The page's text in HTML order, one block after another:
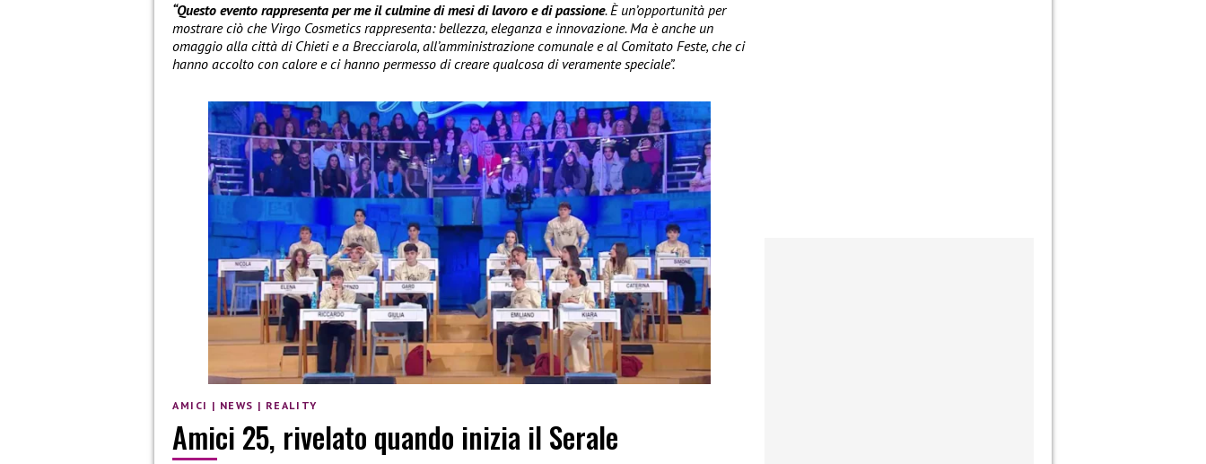
“Questo evento rappresenta per me il culmine di mesi di lavoro e di passione. È un’opportunità per
mostrare ciò che Virgo Cosmetics rappresenta: bellezza, eleganza e innovazione. Ma è anche un
omaggio alla città di Chieti e a Brecciarola, all’amministrazione comunale e al Comitato Feste, che ci
hanno accolto con calore e ci hanno permesso di creare qualcosa di veramente speciale”.
AMICI | NEWS | REALITY
Amici 25, rivelato quando inizia il Serale